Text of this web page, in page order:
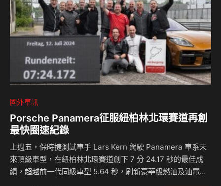
也將導致消費者面臨更高的購車成本，因為歐洲的生產成本明
顯地高於中國…
國外車訊
Porsche Panamera征服紐柏林北環賽道再創
最快圈速紀錄
上週五，保時捷測試車手 Lars Kern 駕駛 Panamera 車系未
來頂級車型，在紐柏林北環賽道創下 7 分 24.17 秒的最佳成
績，超越前一代同級車型 5.64 秒，刷新豪華級燃油及油電混